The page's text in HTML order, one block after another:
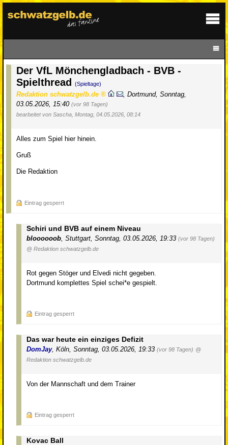
Der VfL Mönchengladbach - BVB -
Spielthread
(Spieltage)
Redaktion schwatzgelb.de , Dortmund, Sonntag,
03.05.2026, 15:40 (vor 98 Tagen)
bearbeitet von Sascha, Montag, 04.05.2026, 08:14
Alles zum Spiel hier hinein.
Gruß
Die Redaktion
Eintrag gesperrt
Schiri und BVB auf einem Niveau
bloooooob Stuttgart Sonntag, 03.05.2026, 19:33 (vor 98 Tagen)
@ Redaktion schwatzgelb.de
Rot gegen Stöger und Elvedi nicht gegeben.
Dortmund komplettes Spiel schei*e gespielt.
Eintrag gesperrt
Das war heute ein einziges Defizit
DomJay, Köln Sonntag, 03.05.2026, 19:33 (vor 98 Tagen) @
Redaktion schwatzgelb.de
Von der Mannschaft und dem Trainer
Eintrag gesperrt
Kovac Ball